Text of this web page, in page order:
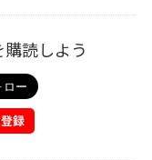
読しよう